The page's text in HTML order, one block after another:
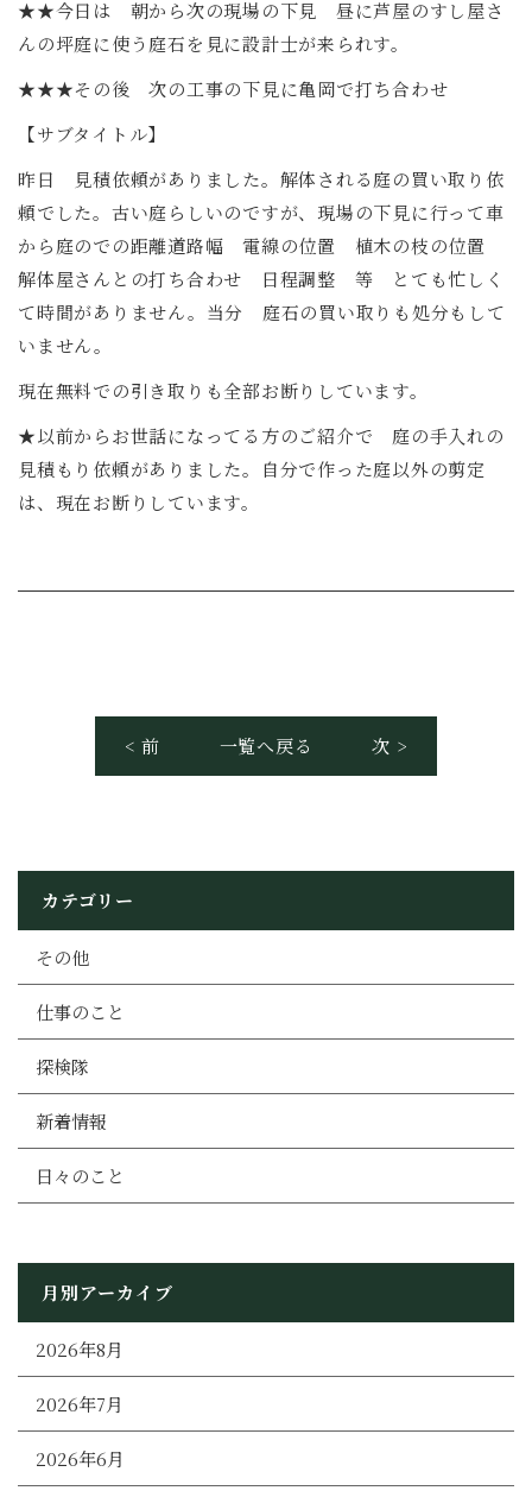
★★今日は 朝から次の現場の下見 昼に芦屋のすし屋さ
んの坪庭に使う庭石を見に設計士が来られす。
★★★その後 次の工事の下見に亀岡で打ち合わせ
【サブタイトル】
昨日 見積依頼がありました。解体される庭の買い取り依
頼でした。古い庭らしいのですが、現場の下見に行って車
から庭のでの距離道路幅 電線の位置 植木の枝の位置
解体屋さんとの打ち合わせ 日程調整 等 とても忙しく
て時間がありません。当分 庭石の買い取りも処分もして
いません。
現在無料での引き取りも全部お断りしています。
★以前からお世話になってる方のご紹介で 庭の手入れの
見積もり依頼がありました。自分で作った庭以外の剪定
は、現在お断りしています。
< 前 一覧へ戻る 次 >
カテゴリー
その他
仕事のこと
探検隊
新着情報
日々のこと
月別アーカイブ
2026年8月
2026年7月
2026年6月